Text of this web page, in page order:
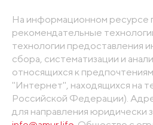
На информационном ресурсе
рекомендательные
технологии предоставления
сбора, систематизации и
относящихся к
"Интернет", находящихся на
Российской Федерации).
для направления юридически